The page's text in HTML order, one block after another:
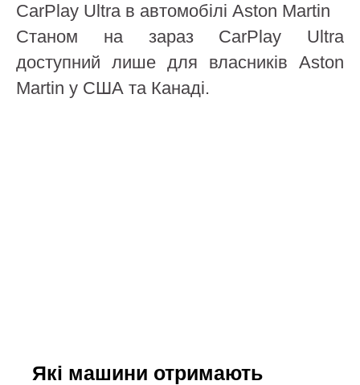
CarPlay Ultra в автомобілі Aston Martin
Станом на зараз CarPlay Ultra
доступний лише для власників Aston
Martin у США та Канаді.
Які машини отримають